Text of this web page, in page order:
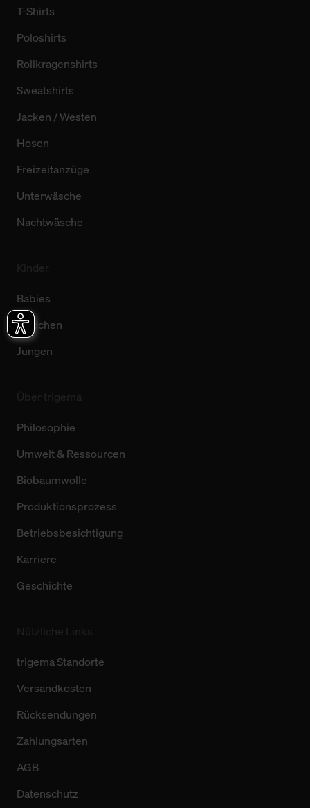
T-Shirts
Poloshirts
Rollkragenshirts
Sweatshirts
Jacken / Westen
Hosen
Freizeitanzüge
Unterwäsche
Nachtwäsche
Babies
Mädchen
Jungen
Philosophie
Umwelt & Ressourcen
Biobaumwolle
Produktionsprozess
Betriebsbesichtigung
Karriere
Geschichte
trigema Standorte
Versandkosten
Rücksendungen
Zahlungsarten
AGB
Datenschutz